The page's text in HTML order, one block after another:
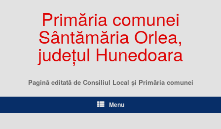
Primăria comunei
Sântămăria Orlea,
județul Hunedoara
Pagină editată de Consiliul Local şi Primăria comunei
Menu